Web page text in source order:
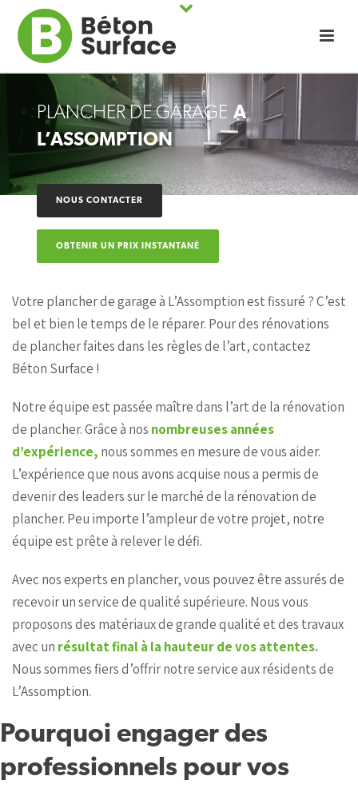
PLANCHER DE GARAGE À
L’ASSOMPTION
NOUS CONTACTER
OBTENIR UN PRIX INSTANTANÉ
Votre plancher de garage à L’Assomption est fissuré ? C’est
bel et bien le temps de le réparer. Pour des rénovations
de plancher faites dans les règles de l’art, contactez
Béton Surface !
Notre équipe est passée maître dans l’art de la rénovation
de plancher. Grâce à nos nombreuses années
d’expérience, nous sommes en mesure de vous aider.
L’expérience que nous avons acquise nous a permis de
devenir des leaders sur le marché de la rénovation de
plancher. Peu importe l’ampleur de votre projet, notre
équipe est prête à relever le défi.
Avec nos experts en plancher, vous pouvez être assurés de
recevoir un service de qualité supérieure. Nous vous
proposons des matériaux de grande qualité et des travaux
avec un résultat final à la hauteur de vos attentes.
Nous sommes fiers d’offrir notre service aux résidents de
L’Assomption.
Pourquoi engager des
professionnels pour vos